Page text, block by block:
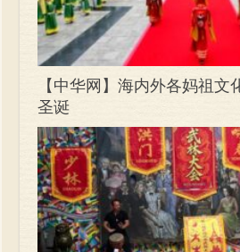
【中华网】海内外各妈祖文
圣诞